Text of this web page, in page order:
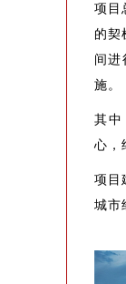
项目
的契
间进
施。
其中
心，
项目
城市